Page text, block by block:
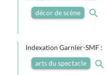
décor de scène
Indexation Garnier-SMF :
arts du spectacle